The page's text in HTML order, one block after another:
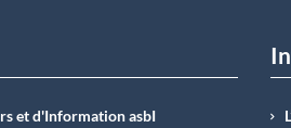
et d'Information asbI